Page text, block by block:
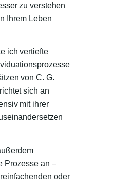
zu verstehen
Ihrem Leben
ich vertiefte
von C. G.
sich an
mit ihrer
Prozesse an –
oder